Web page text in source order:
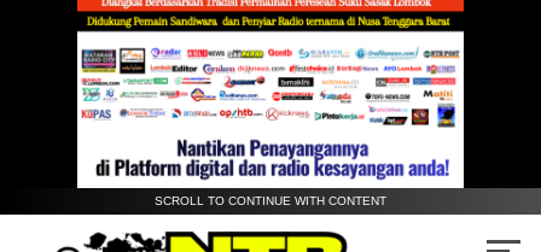
SCROLL TO CONTINUE WITH CONTENT